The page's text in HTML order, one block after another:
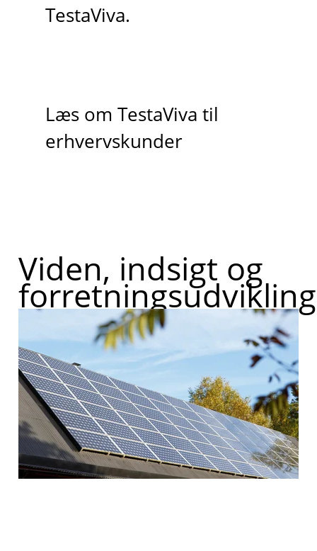
TestaViva.
Læs om TestaViva til
erhvervskunder
Viden, indsigt og
forretningsudvikling